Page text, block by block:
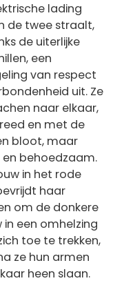
lading
de twee straalt,
de uiterlijke
een
van respect
uit. Ze
naar elkaar,
en met de
bloot, maar
behoedzaam.
in het rode
haar
om de donkere
in een omhelzing
toe te trekken,
ze hun armen
heen slaan.